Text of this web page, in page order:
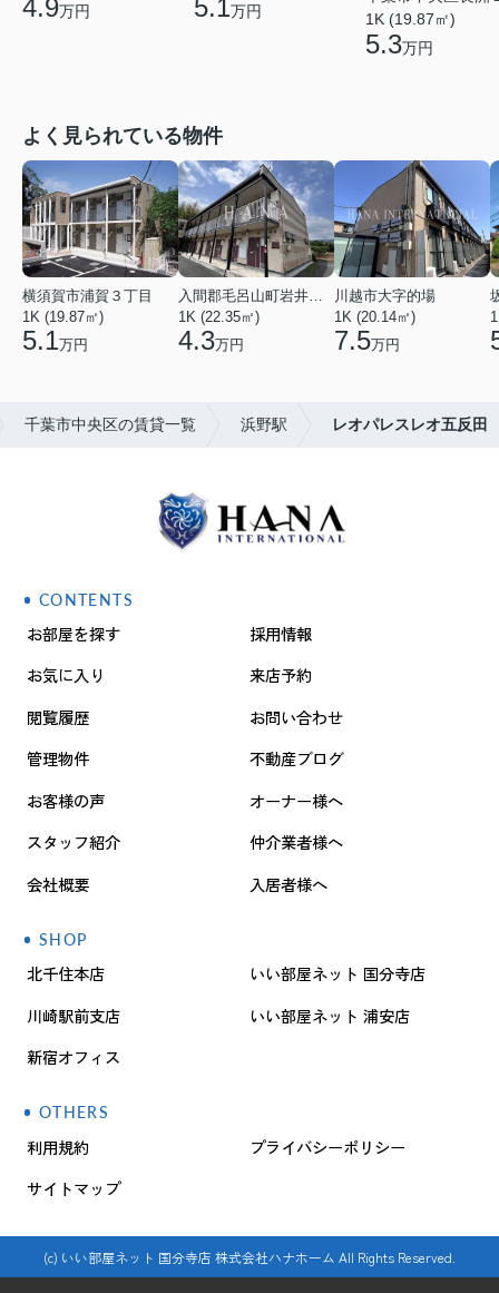
4.9万円 5.1万円
1K (19.87㎡)
5.3万円
よく見られている物件
横須賀市浦賀３丁目
1K (19.87㎡)
5.1万円
入間郡毛呂山町岩井西１丁目
1K (22.35㎡)
4.3万円
川越市大字的場
1K (20.14㎡)
7.5万円
千葉市中央区の賃貸一覧 浜野駅 レオパレスレオ五反田
CONTENTS
お部屋を探す
お気に入り
閲覧履歴
管理物件
お客様の声
スタッフ紹介
会社概要
採用情報
来店予約
お問い合わせ
不動産ブログ
オーナー様へ
仲介業者様へ
入居者様へ
SHOP
北千住本店
川崎駅前支店
新宿オフィス
いい部屋ネット 国分寺店
いい部屋ネット 浦安店
OTHERS
利用規約
サイトマップ
プライバシーポリシー
(c) いい部屋ネット 国分寺店 株式会社ハナホーム All Rights Reserved.